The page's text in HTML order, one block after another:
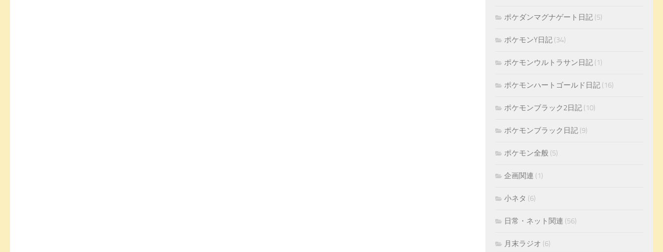
ポケダンマグナゲート日記 (5)
ポケモンY日記 (34)
ポケモンウルトラサン日記 (1)
ポケモンハートゴールド日記 (16)
ポケモンブラック2日記 (10)
ポケモンブラック日記 (9)
ポケモン全般 (5)
企画関連 (1)
小ネタ (6)
日常・ネット関連 (56)
月末ラジオ (6)